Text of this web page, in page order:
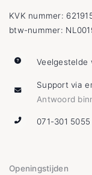
KVK nummer:
btw-nummer:
Veelgestelde
Support via
Antwoord
071-301 5055
Openingstijden